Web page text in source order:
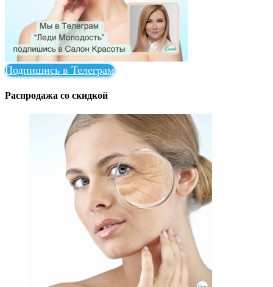
Подпишись в Телеграм
Распродажа со скидкой